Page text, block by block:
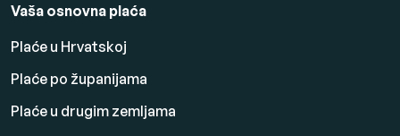
Vaša osnovna plaća
Plaće u Hrvatskoj
Plaće po županijama
Plaće u drugim zemljama